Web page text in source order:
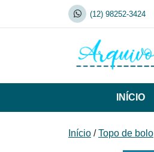
(12) 98252-3424
INÍCIO
Início /Topo de bolo